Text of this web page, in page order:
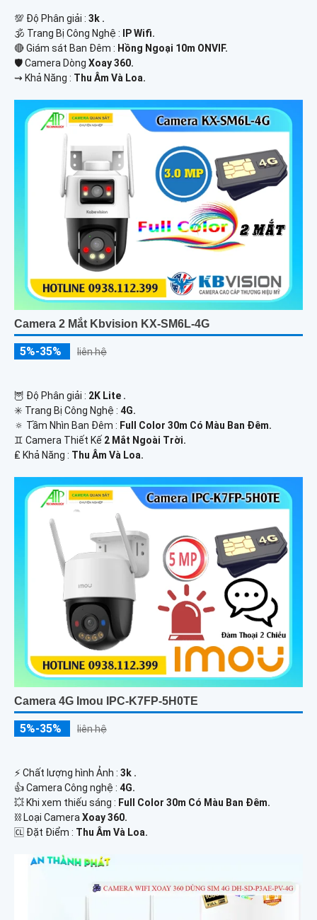
💯 Độ Phân giải : 3k .
🕉️ Trang Bị Công Nghệ :
IP Wifi.
🔴 Giám sát Ban Đêm : Hồng Ngoại 10m ONVIF.
🛡 Camera Dòng Xoay 360.
️⇝ Khả Năng : Thu Âm Và Loa.
Camera 2 Mắt Kbvision KX-SM6L-4G
5%-35% liên hệ
🦉 Độ Phân giải : 2K Lite .
✳️ Trang Bị Công Nghệ : 4G.
🔅 Tầm Nhìn Ban Đêm : Full Color 30m Có Màu Ban Ðêm.
♊ Camera Thiết Kế 2 Mắt Ngoài Trời.
️₤ Khả Năng : Thu Âm Và Loa.
Camera 4G Imou IPC-K7FP-5H0TE
5%-35% liên hệ
️⚡ Chất lượng hình Ảnh : 3k .
👍 Camera Công nghệ : 4G.
💥 Khi xem thiếu sáng : Full Color 30m Có Màu Ban Ðêm.
⛓ Loại Camera Xoay 360.
️🆑 Đặt Điểm : Thu Âm Và Loa.